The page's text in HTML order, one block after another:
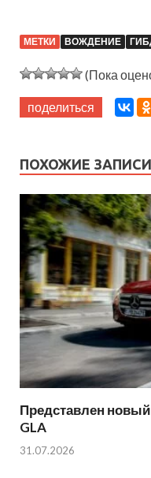
МЕТКИ ВОЖДЕНИЕ
(Пока
поделиться
ПОХОЖИЕ ЗАПИСИ
Представлен
GLA
31.07.2026